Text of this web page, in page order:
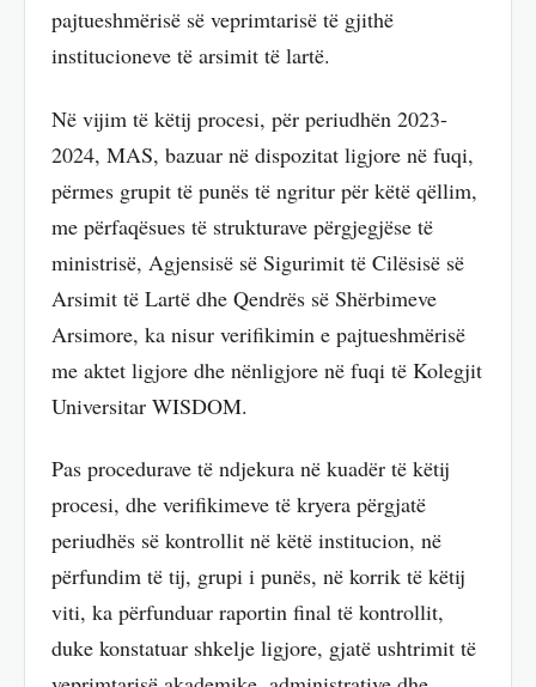
pajtueshmërisë së veprimtarisë të gjithë
institucioneve të arsimit të lartë.
Në vijim të këtij procesi, për periudhën 2023-
2024, MAS, bazuar në dispozitat ligjore në fuqi,
përmes grupit të punës të ngritur për këtë qëllim,
me përfaqësues të strukturave përgjegjëse të
ministrisë, Agjensisë së Sigurimit të Cilësisë së
Arsimit të Lartë dhe Qendrës së Shërbimeve
Arsimore, ka nisur verifikimin e pajtueshmërisë
me aktet ligjore dhe nënligjore në fuqi të Kolegjit
Universitar WISDOM.
Pas procedurave të ndjekura në kuadër të këtij
procesi, dhe verifikimeve të kryera përgjatë
periudhës së kontrollit në këtë institucion, në
përfundim të tij, grupi i punës, në korrik të këtij
viti, ka përfunduar raportin final të kontrollit,
duke konstatuar shkelje ligjore, gjatë ushtrimit të